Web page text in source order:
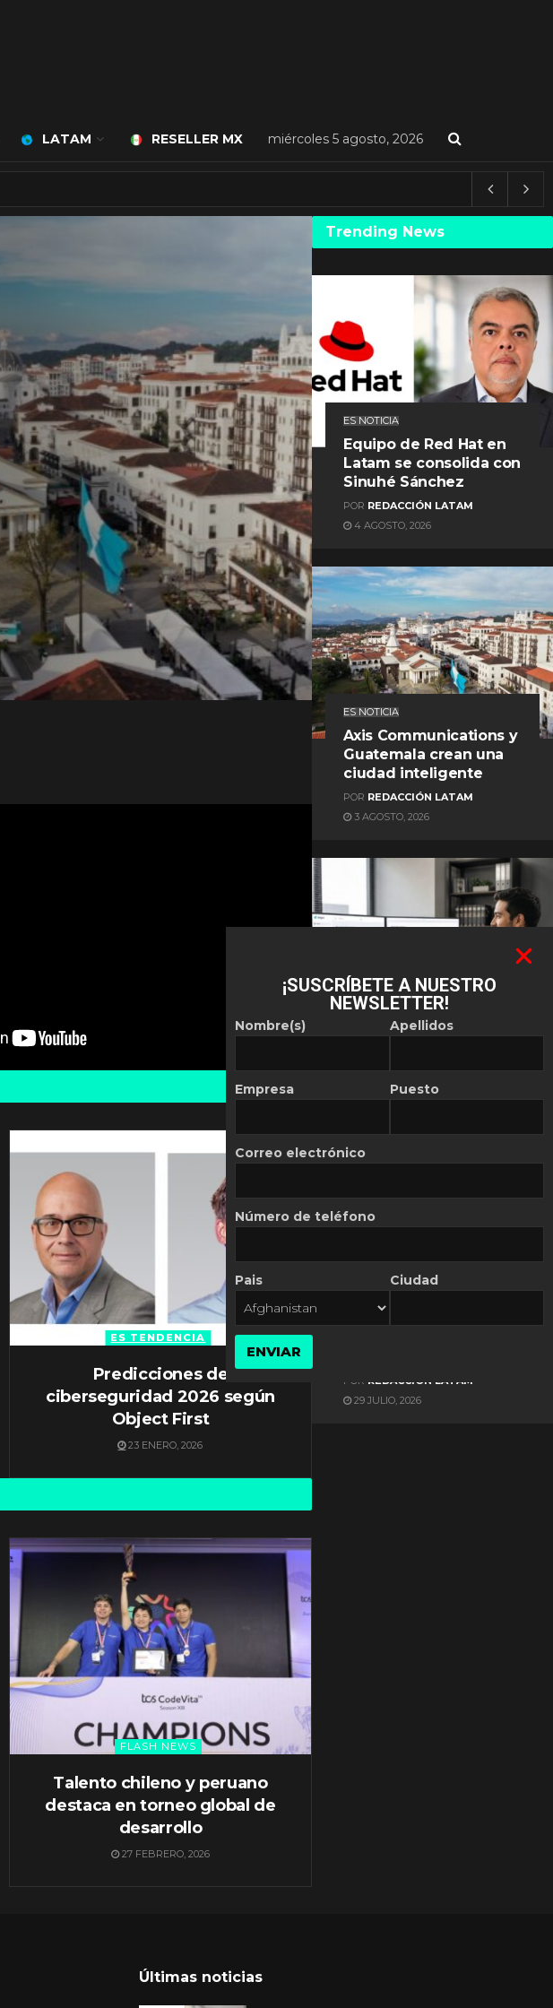
LATAM RESELLER MX miércoles 5 agosto, 2026
ES TENDENCIA
Predicciones de
ciberseguridad 2026 según
Object First
23 ENERO, 2026
FLASH NEWS
Talento chileno y peruano
destaca en torneo global de
desarrollo
27 FEBRERO, 2026
Trending News
ES NOTICIA
Equipo de Red Hat en
Latam se consolida con
Sinuhé Sánchez
POR REDACCIÓN LATAM
4 AGOSTO, 2026
ES NOTICIA
Axis Communications y
Guatemala crean una
ciudad inteligente
POR REDACCIÓN LATAM
3 AGOSTO, 2026
ES NOTICIA
Automatización de las
REDACCIÓN LATAM
ES NOTICIA
POR REDACCIÓN LATAM
29 JULIO, 2026
Últimas noticias
¡SUSCRÍBETE A NUESTRO
NEWSLETTER!
Nombre(s)
Empresa
Apellidos
Puesto
Correo electrónico
Número de teléfono
Pais Ciudad
ENVIAR